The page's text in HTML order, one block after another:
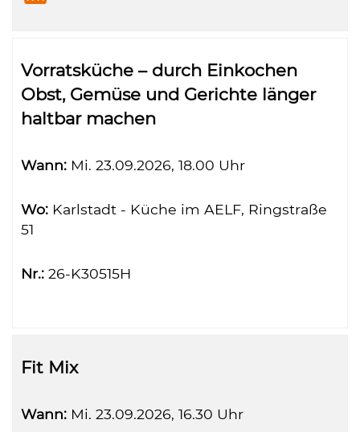
Vorratsküche – durch Einkochen
Obst, Gemüse und Gerichte länger
haltbar machen
Wann: Mi. 23.09.2026, 18.00 Uhr
Wo: Karlstadt - Küche im AELF, Ringstraße
51
Nr.: 26-K30515H
Fit Mix
Wann: Mi. 23.09.2026, 16.30 Uhr